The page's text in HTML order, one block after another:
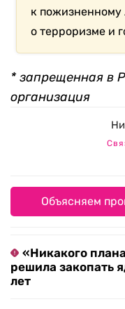
к
о терроризме и
* запрещенная в
организация
Объясняем
«Никакого
решила закопать
лет